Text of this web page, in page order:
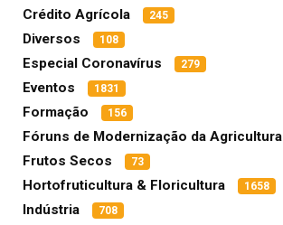
Crédito Agrícola 245
Diversos 108
Especial Coronavírus 279
Eventos 1831
Formação 156
Fóruns de Modernização da Agricultura
Frutos Secos 73
Hortofruticultura & Floricultura 1658
Indústria 708